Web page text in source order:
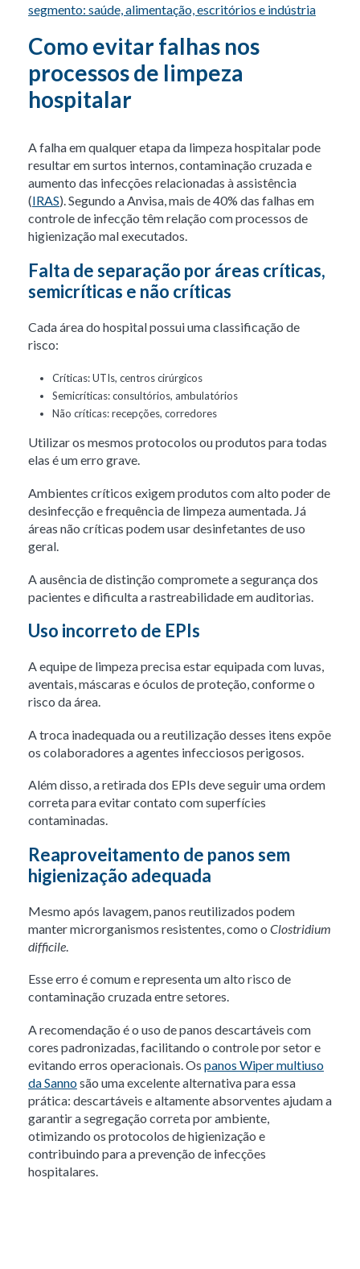
segmento: saúde, alimentação, escritórios e indústria
Como evitar falhas nos
processos de limpeza
hospitalar
A falha em qualquer etapa da limpeza hospitalar pode
resultar em surtos internos, contaminação cruzada e
aumento das infecções relacionadas à assistência
(IRAS). Segundo a Anvisa, mais de 40% das falhas em
controle de infecção têm relação com processos de
higienização mal executados.
Falta de separação por áreas críticas,
semicríticas e não críticas
Cada área do hospital possui uma classificação de
risco:
Críticas: UTIs, centros cirúrgicos
Semicríticas: consultórios, ambulatórios
Não críticas: recepções, corredores
Utilizar os mesmos protocolos ou produtos para todas
elas é um erro grave.
Ambientes críticos exigem produtos com alto poder de
desinfecção e frequência de limpeza aumentada. Já
áreas não críticas podem usar desinfetantes de uso
geral.
A ausência de distinção compromete a segurança dos
pacientes e dificulta a rastreabilidade em auditorias.
Uso incorreto de EPIs
A equipe de limpeza precisa estar equipada com luvas,
aventais, máscaras e óculos de proteção, conforme o
risco da área.
A troca inadequada ou a reutilização desses itens expõe
os colaboradores a agentes infecciosos perigosos.
Além disso, a retirada dos EPIs deve seguir uma ordem
correta para evitar contato com superfícies
contaminadas.
Reaproveitamento de panos sem
higienização adequada
Mesmo após lavagem, panos reutilizados podem
manter microrganismos resistentes, como o Clostridium
difficile.
Esse erro é comum e representa um alto risco de
contaminação cruzada entre setores.
A recomendação é o uso de panos descartáveis com
cores padronizadas, facilitando o controle por setor e
evitando erros operacionais. Os panos Wiper multiuso
da Sannosão uma excelente alternativa para essa
prática: descartáveis e altamente absorventes ajudam a
garantir a segregação correta por ambiente,
otimizando os protocolos de higienização e
contribuindo para a prevenção de infecções
hospitalares.